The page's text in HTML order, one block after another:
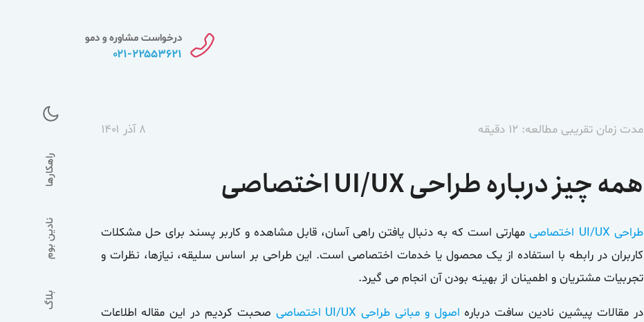
درخواست مشاوره و دمو
۰۲۱-۲۲۵۵۳۶۲۱
راهکارها
نادین بوم
بلاگ
مدت زمان تقریبی مطالعه: ۱۲ دقیقه ۸ آذر ۱۴۰۱
همه چیز درباره طراحی UI/UX اختصاصی
طراحی UI/UX اختصاصی
مهارتی است که به دنبال یافتن راهی آسان، قابل مشاهده و کاربر پسند برای حل مشکلات
کاربران در رابطه با استفاده از یک محصول یا خدمات اختصاصی است. این طراحی بر اساس سلیقه، نیازها، نظرات و
تجربیات مشتریان و اطمینان از بهینه بودن آن انجام می گیرد.
در مقالات پیشین نادین سافت درباره اصول و مبانی طراحی UI/UX اختصاصی
صحبت کردیم در این مقاله اطلاعات